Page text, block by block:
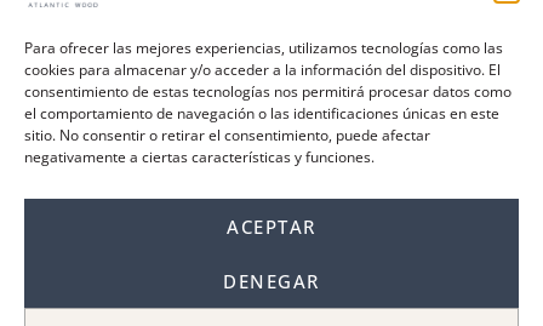
Para ofrecer las mejores experiencias, utilizamos tecnologías como las
cookies para almacenar y/o acceder a la información del dispositivo. El
consentimiento de estas tecnologías nos permitirá procesar datos como
el comportamiento de navegación o las identificaciones únicas en este
sitio. No consentir o retirar el consentimiento, puede afectar
negativamente a ciertas características y funciones.
ACEPTAR
DENEGAR
Combinamos
el diseño de
vanguardia